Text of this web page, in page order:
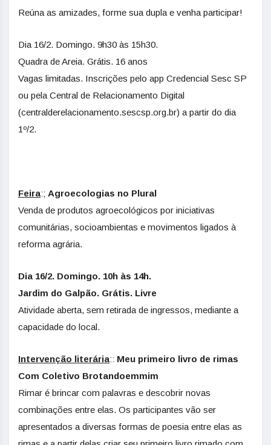
Reúna as amizades, forme sua dupla e venha participar!
Dia 16/2. Domingo. 9h30 às 15h30.
Quadra de Areia. Grátis. 16 anos
Vagas limitadas. Inscrições pelo app Credencial Sesc SP
ou pela Central de Relacionamento Digital
(centralderelacionamento.sescsp.org.br) a partir do dia
1º/2.
Feira:; Agroecologias no Plural
Venda de produtos agroecológicos por iniciativas
comunitárias, socioambientas e movimentos ligados à
reforma agrária.
Dia 16/2. Domingo. 10h às 14h.
Jardim do Galpão. Grátis. Livre
Atividade aberta, sem retirada de ingressos, mediante a
capacidade do local.
Intervenção literária:: Meu primeiro livro de rimas
Com Coletivo Brotandoemmim
Rimar é brincar com palavras e descobrir novas
combinações entre elas. Os participantes vão ser
apresentados a diversas formas de poesia entre elas as